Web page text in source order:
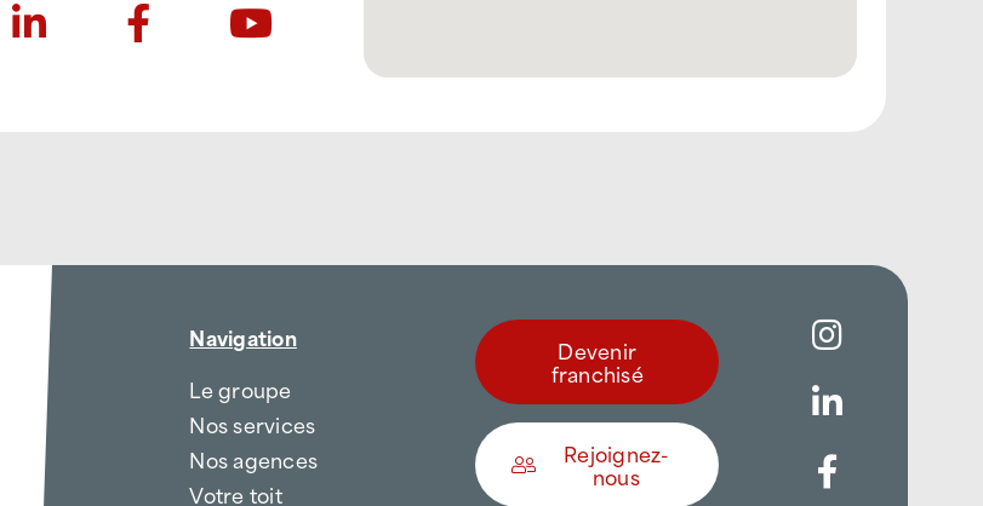
Navigation
Le groupe
Nos services
Nos agences
Votre toit
Devenir
franchisé
Rejoignez-
nous